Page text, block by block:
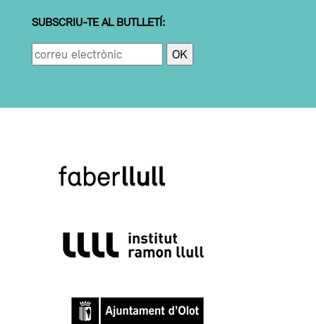
SUBSCRIU-TE AL BUTLLETÍ: